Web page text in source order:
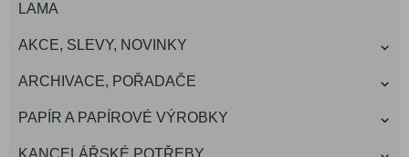
LAMA
AKCE, SLEVY, NOVINKY
ARCHIVACE, POŘADAČE
PAPÍR A PAPÍROVÉ VÝROBKY
KANCELÁŘSKÉ POTŘEBY